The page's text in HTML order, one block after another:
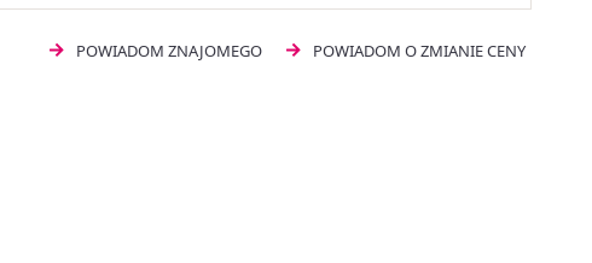
POWIADOM ZNAJOMEGO POWIADOM O ZMIANIE CENY